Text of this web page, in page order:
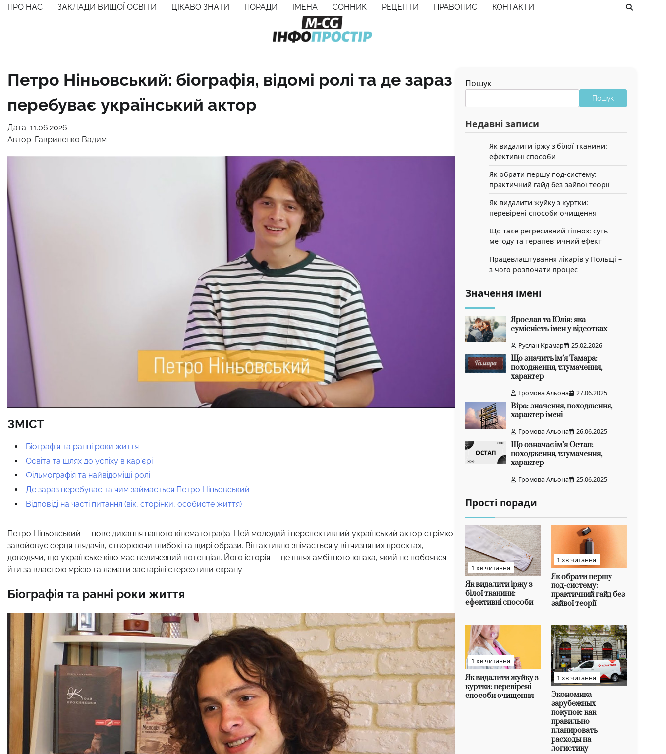
Перейти
ПРО НАС ЗАКЛАДИ ВИЩОЇ ОСВІТИ ЦІКАВО ЗНАТИ ПОРАДИ ІМЕНА СОННИК РЕЦЕПТИ ПРАВОПИС КОНТАКТИ
Петро Ніньовський: біографія, відомі ролі та де зараз
перебуває український актор
Дата: 11.06.2026
Автор: Гавриленко Вадим
ЗМІСТ
Біографія та ранні роки життя
Освіта та шлях до успіху в кар’єрі
Фільмографія та найвідоміші ролі
Де зараз перебуває та чим займається Петро Ніньовський
Відповіді на часті питання (вік, сторінки, особисте життя)
Петро Ніньовський — нове дихання нашого кінематографа. Цей молодий і перспективний український актор стрімко
завойовує серця глядачів, створюючи глибокі та щирі образи. Він активно знімається у вітчизняних проєктах,
доводячи, що українське кіно має величезний потенціал. Його історія — це шлях амбітного юнака, який не побоявся
йти за власною мрією та ламати застарілі стереотипи екрану.
Біографія та ранні роки життя
Пошук
Пошук
Недавні записи
Як видалити іржу з білої тканини:
ефективні способи
Як обрати першу под-систему:
практичний гайд без зайвої теорії
Як видалити жуйку з куртки:
перевірені способи очищення
Що таке регресивний гіпноз: суть
методу та терапевтичний ефект
Працевлаштування лікарів у Польщі –
з чого розпочати процес
Значення імені
Ярослав та Юлія: яка
сумісність імен у відсотках
Руслан Крамар 25.02.2026
Що значить ім’я Тамара:
походження, тлумачення,
характер
Громова Альона 27.06.2025
Віра: значення, походження,
характер імені
Громова Альона 26.06.2025
Що означає ім’я Остап:
походження, тлумачення,
характер
Громова Альона 25.06.2025
Прості поради
1 хв читання
Як видалити іржу з
білої тканини:
ефективні способи
1 хв читання
Як обрати першу
под-систему:
практичний гайд без
зайвої теорії
1 хв читання
Як видалити жуйку з
куртки: перевірені
способи очищення
1 хв читання
Экономика
зарубежных
покупок: как
правильно
планировать
расходы на
логистику